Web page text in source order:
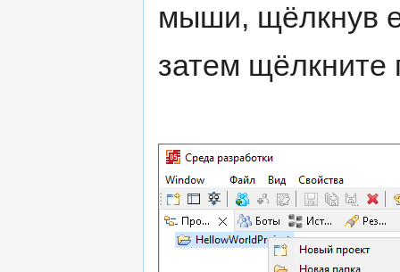
мыши, щёлкнув
затем щёлкните